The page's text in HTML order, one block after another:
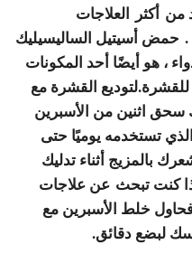
من أكثر العلاجات
. حمض أسيتيل الساليسيليك
، هو أيضًا أحد المكونات
القشرة مع
سحق اثنين من الأسبرين
تستخدمه يوميًا حتى
بالمزيج أثناء تدليك
كنت تبحث عن علاجات
خلط الأسبرين مع
لبضع دقائق.